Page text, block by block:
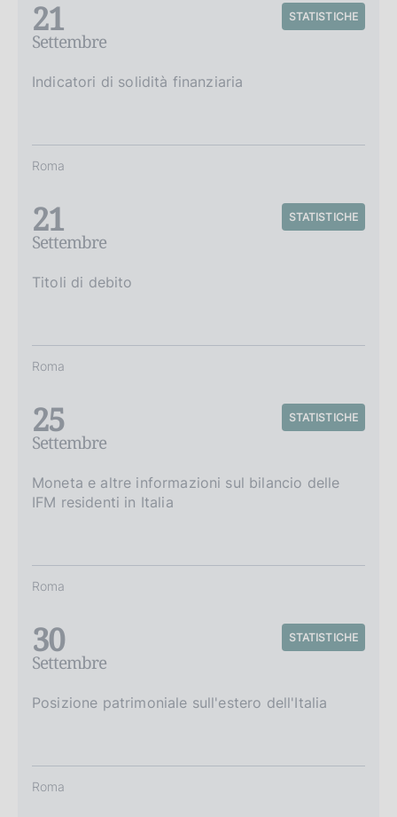
21
Settembre
STATISTICHE
Indicatori di solidità finanziaria
Roma
21
Settembre
STATISTICHE
Titoli di debito
Roma
25
Settembre
STATISTICHE
Moneta e altre informazioni sul bilancio delle
IFM residenti in Italia
Roma
30
Settembre
STATISTICHE
Posizione patrimoniale sull'estero dell'Italia
Roma